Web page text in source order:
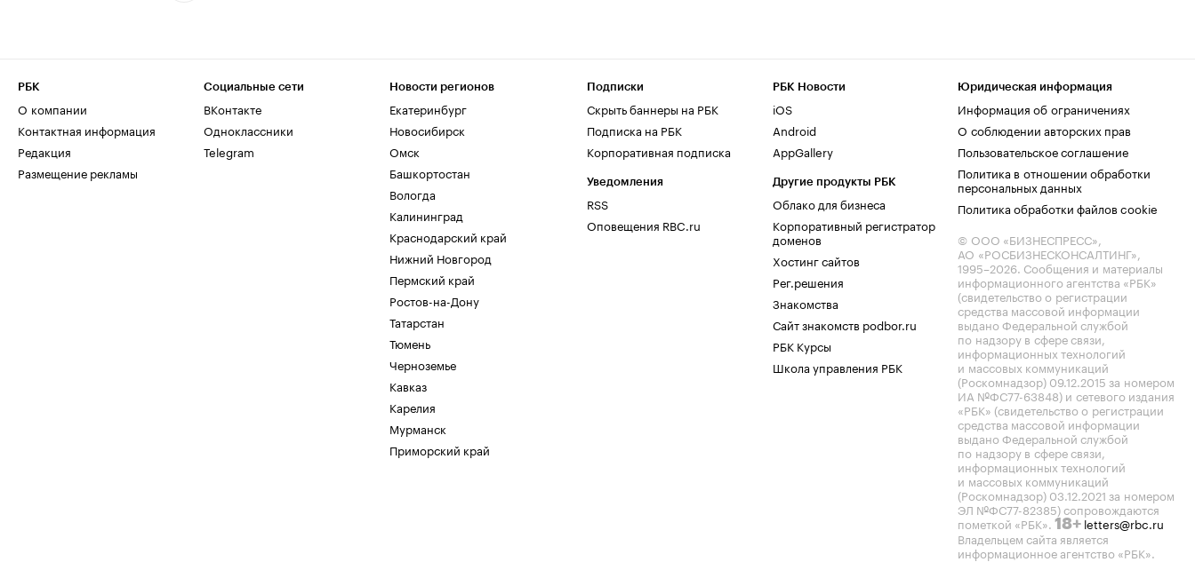
РБК
О компании
Контактная информация
Редакция
Размещение рекламы
Социальные сети
ВКонтакте
Одноклассники
Telegram
Новости регионов
Екатеринбург
Новосибирск
Омск
Башкортостан
Вологда
Калининград
Краснодарский край
Нижний Новгород
Пермский край
Ростов-на-Дону
Татарстан
Тюмень
Черноземье
Кавказ
Карелия
Мурманск
Приморский край
Подписки
Скрыть баннеры на РБК
Подписка на РБК
Корпоративная подписка
Уведомления
RSS
Оповещения RBC.ru
РБК Новости
iOS
Android
AppGallery
Другие продукты РБК
Облако для бизнеса
Корпоративный регистратор
доменов
Хостинг сайтов
Рег.решения
Знакомства
Сайт знакомств podbor.ru
РБК Курсы
Школа управления РБК
Юридическая информация
Информация об ограничениях
О соблюдении авторских прав
Пользовательское соглашение
Политика в отношении обработки
персональных данных
Политика обработки файлов cookie
© ООО «БИЗНЕСПРЕСС»,
АО «РОСБИЗНЕСКОНСАЛТИНГ»,
1995–2026. Сообщения и материалы
информационного агентства «РБК»
(свидетельство о регистрации
средства массовой информации
выдано Федеральной службой
по надзору в сфере связи,
информационных технологий
и массовых коммуникаций
(Роскомнадзор) 09.12.2015 за номером
ИА №ФС77-63848) и сетевого издания
«РБК» (свидетельство о регистрации
средства массовой информации
выдано Федеральной службой
по надзору в сфере связи,
информационных технологий
и массовых коммуникаций
(Роскомнадзор) 03.12.2021 за номером
ЭЛ №ФС77-82385) сопровождаются
пометкой «РБК». 18+ letters@rbc.ru
Владельцем сайта является
информационное агентство «РБК».